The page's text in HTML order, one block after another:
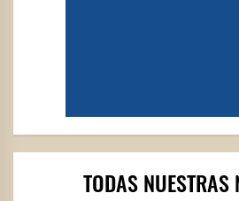
TODAS